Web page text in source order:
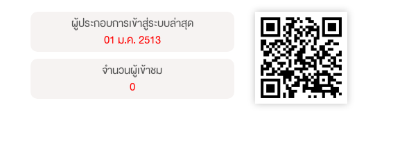
ผู้ประกอบการเข้าสู่ระบบล่าสุด
01 ม.ค. 2513
จำนวนผู้เข้าชม
0